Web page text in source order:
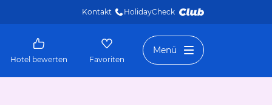
Kontakt HolidayCheck
Hotel bewerten Favoriten
Menü